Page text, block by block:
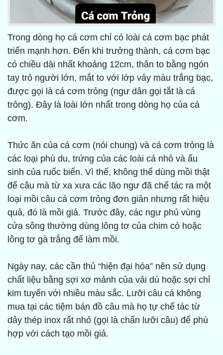
Trong dòng họ cá cơm chỉ có loài cá cơm bạc phát
triển mạnh hơn. Đến khi trưởng thành, cá cơm bạc
có chiều dài nhất khoảng 12cm, thân to bằng ngón
tay trỏ người lớn, mắt to với lớp vảy màu trắng bạc,
được gọi là cá cơm trỏng (ngư dân gọi tắt là cá
trỏng). Đây là loài lớn nhất trong dòng họ của cá
cơm.
Thức ăn của cá cơm (nói chung) và cá cơm trỏng là
các loại phù du, trứng của các loài cá nhỏ và ấu
sinh của ruốc biển. Vì thế, không thể dùng mồi thật
để câu mà từ xa xưa các lão ngư đã chế tác ra một
loại mồi câu cá cơm trỏng đơn giản nhưng rất hiệu
quả, đó là mồi giả. Trước đây, các ngư phủ vùng
cửa sông thường dùng lông tơ của chim cò hoặc
lông tơ gà trắng để làm mồi.
Ngày nay, các cần thủ “hiện đại hóa” nên sử dụng
chất liệu bằng sợi xơ mảnh của vải dù hoặc sợi chỉ
kim tuyến với nhiều màu sắc. Lưỡi câu cá không
mua tại các tiệm bán đồ câu mà họ tự chế tác từ
dây thép inox rất nhỏ (gọi là chấn lưỡi câu) để phù
hợp với cách tạo mồi giả.